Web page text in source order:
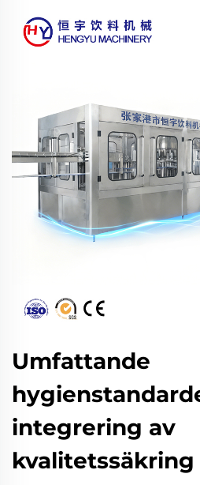
Umfattande
integrering av
kvalitetssäkring